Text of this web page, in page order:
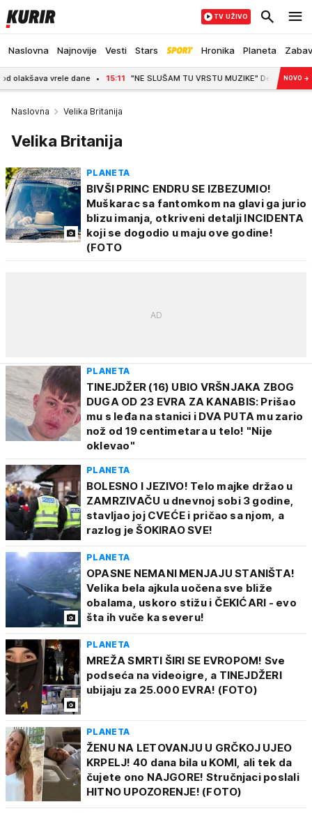
Naslovna Najnovije Vesti Stars Hronika Planeta
TV UŽIVO
vrele dane 15:11 "NE SLUŠAM TU VRSTU MUZIKE" Desingerica o Milanu
NOVO →
Naslovna Velika Britanija
Velika Britanija
PLANETA
BIVŠI PRINC ENDRU SE IZBEZUMIO!
Muškarac sa fantomkom na glavi ga jurio
blizu imanja, otkriveni detalji INCIDENTA
koji se dogodio u maju ove godine!
(FOTO
PLANETA
TINEJDŽER (16) UBIO VRŠNJAKA ZBOG
DUGA OD 23 EVRA ZA KANABIS: Prišao
mu s leđa na stanici i DVA PUTA mu zario
nož od 19 centimetara u telo! "Nije
oklevao"
PLANETA
BOLESNO I JEZIVO! Telo majke držao u
ZAMRZIVAČU u dnevnoj sobi 3 godine,
stavljao joj CVEĆE i pričao sa njom, a
razlog je ŠOKIRAO SVE!
PLANETA
OPASNE NEMANI MENJAJU STANIŠTA!
Velika bela ajkula uočena sve bliže
obalama, uskoro stižu i ČEKIĆARI - evo
šta ih vuče ka severu!
PLANETA
MREŽA SMRTI ŠIRI SE EVROPOM! Sve
podseća na videoigre, a TINEJDŽERI
ubijaju za 25.000 EVRA! (FOTO)
PLANETA
ŽENU NA LETOVANJU U GRČKOJ UJEO
KRPELJ! 40 dana bila u KOMI, ali tek da
čujete ono NAJGORE! Stručnjaci poslali
HITNO UPOZORENJE! (FOTO)